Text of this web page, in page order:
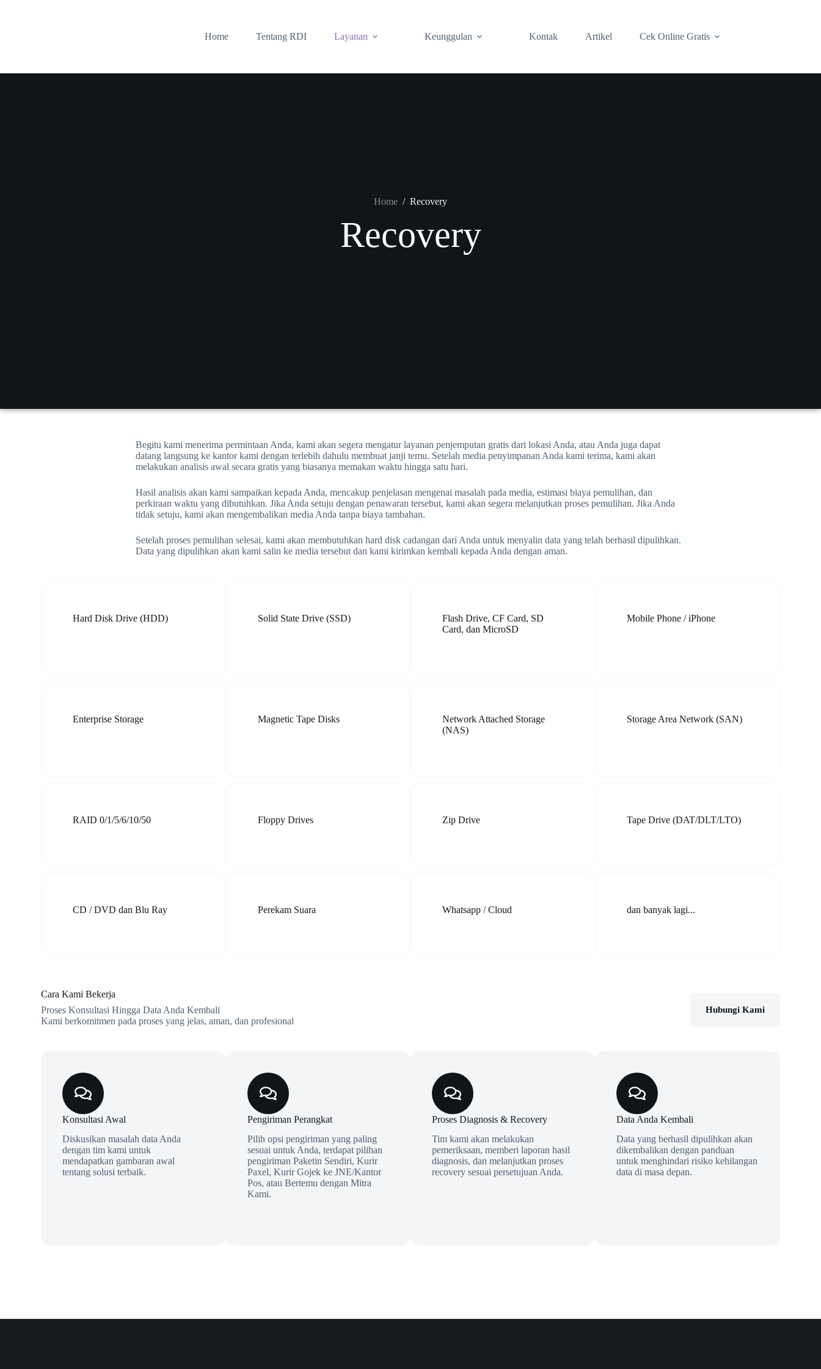
Home Tentang RDI Layanan Keunggulan Kontak Artikel Cek Online Gratis
Home / Recovery
Recovery
Begitu kami menerima permintaan Anda, kami akan segera mengatur layanan penjemputan gratis dari lokasi Anda, atau Anda juga dapat
datang langsung ke kantor kami dengan terlebih dahulu membuat janji temu. Setelah media penyimpanan Anda kami terima, kami akan
melakukan analisis awal secara gratis yang biasanya memakan waktu hingga satu hari.
Hasil analisis akan kami sampaikan kepada Anda, mencakup penjelasan mengenai masalah pada media, estimasi biaya pemulihan, dan
perkiraan waktu yang dibutuhkan. Jika Anda setuju dengan penawaran tersebut, kami akan segera melanjutkan proses pemulihan. Jika Anda
tidak setuju, kami akan mengembalikan media Anda tanpa biaya tambahan.
Setelah proses pemulihan selesai, kami akan membutuhkan hard disk cadangan dari Anda untuk menyalin data yang telah berhasil dipulihkan.
Data yang dipulihkan akan kami salin ke media tersebut dan kami kirimkan kembali kepada Anda dengan aman.
Hard Disk Drive (HDD) Solid State Drive (SSD)
Flash Drive, CF Card, SD
Card, dan MicroSD
Mobile Phone / iPhone
Enterprise Storage Magnetic Tape Disks
Network Attached Storage
(NAS)
Storage Area Network (SAN)
RAID 0/1/5/6/10/50 Floppy Drives Zip Drive Tape Drive (DAT/DLT/LTO)
CD / DVD dan Blu Ray Perekam Suara Whatsapp / Cloud dan banyak lagi...
Cara Kami Bekerja
Proses Konsultasi Hingga Data Anda Kembali
Kami berkomitmen pada proses yang jelas, aman, dan profesional
Hubungi Kami
Konsultasi Awal
Diskusikan masalah data Anda
dengan tim kami untuk
mendapatkan gambaran awal
tentang solusi terbaik.
Pengiriman Perangkat
Pilih opsi pengiriman yang paling
sesuai untuk Anda, terdapat pilihan
pengiriman Paketin Sendiri, Kurir
Paxel, Kurir Gojek ke JNE/Kantor
Pos, atau Bertemu dengan Mitra
Kami.
Proses Diagnosis & Recovery
Tim kami akan melakukan
pemeriksaan, memberi laporan hasil
diagnosis, dan melanjutkan proses
recovery sesuai persetujuan Anda.
Data Anda Kembali
Data yang berhasil dipulihkan akan
dikembalikan dengan panduan
untuk menghindari risiko kehilangan
data di masa depan.